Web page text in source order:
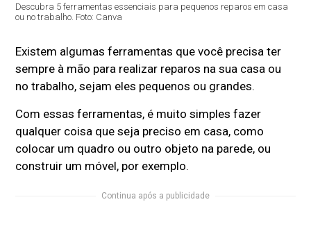
Descubra 5 ferramentas essenciais para pequenos reparos em casa
ou no trabalho. Foto: Canva
Existem algumas ferramentas que você precisa ter
sempre à mão para realizar reparos na sua casa ou
no trabalho, sejam eles pequenos ou grandes.
Com essas ferramentas, é muito simples fazer
qualquer coisa que seja preciso em casa, como
colocar um quadro ou outro objeto na parede, ou
construir um móvel, por exemplo.
Continua após a publicidade